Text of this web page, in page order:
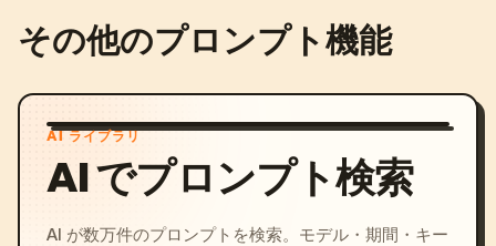
その他のプロンプト機能
AI ライブラリ
AI でプロンプト検索
AI が数万件のプロンプトを検索。モデル・期間・キー